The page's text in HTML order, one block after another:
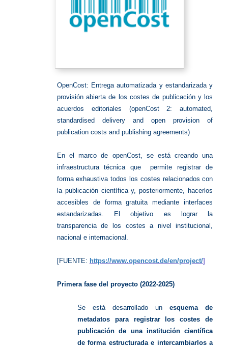
OpenCost: Entrega automatizada y estandarizada y
provisión abierta de los costes de publicación y los
acuerdos editoriales (openCost 2: automated,
standardised delivery and open provision of
publication costs and publishing agreements)
En el marco de openCost, se está creando una
infraestructura técnica que permite registrar de
forma exhaustiva todos los costes relacionados con
la publicación científica y, posteriormente, hacerlos
accesibles de forma gratuita mediante interfaces
estandarizadas. El objetivo es lograr la
transparencia de los costes a nivel institucional,
nacional e internacional.
[FUENTE: https://www.opencost.de/en/project/]
Primera fase del proyecto (2022-2025)
Se está desarrollado unesquema de
metadatos para registrar los costes de
publicación de una institución científica
de forma estructurada e intercambiarlos a